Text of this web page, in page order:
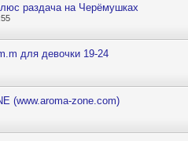
раздача на Черёмушках
для девочки 19-24
(www.aroma-zone.com)